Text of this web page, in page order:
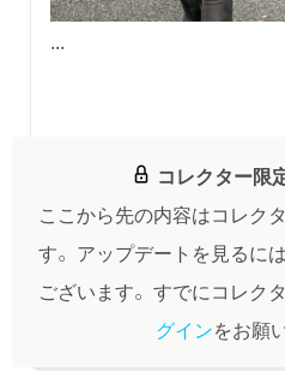
...
コレクター限
ここから先の内容はコレク
す。 アップデートを見るに
ございます。 すでにコレク
グインをお願